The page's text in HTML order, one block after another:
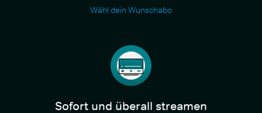
Wähl dein Wunschabo
Sofort und überall streamen